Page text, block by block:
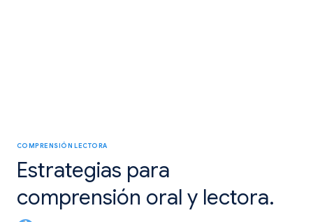
COMPRENSIÓN LECTORA
Estrategias para
comprensión oral y lectora.